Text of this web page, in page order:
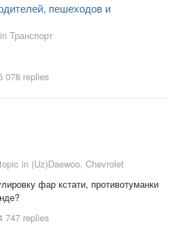
пешеходов и
Транспорт
078 replies
in (Uz)Daewoo, Chevrolet
фар кстати, противотуманки
747 replies